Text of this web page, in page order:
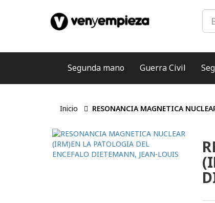
Segunda mano Guerra Civil
Inicio RESONANCIA MAGNETICA